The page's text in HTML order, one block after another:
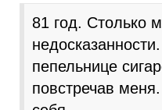
81 год. Столько
пепельнице
повстречав